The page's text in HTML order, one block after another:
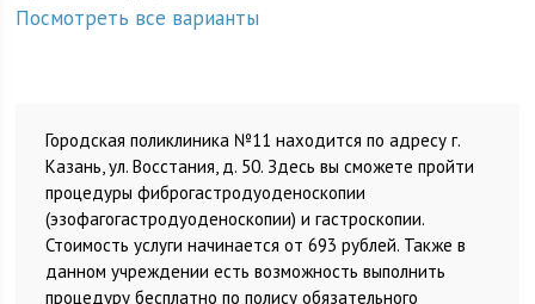
Посмотреть все варианты
Городская поликлиника №11 находится по адресу г.
Казань, ул. Восстания, д. 50. Здесь вы сможете пройти
процедуры фиброгастродуоденоскопии
(эзофагогастродуоденоскопии) и гастроскопии.
Стоимость услуги начинается от 693 рублей. Также в
данном учреждении есть возможность выполнить
процедуру бесплатно по полису обязательного